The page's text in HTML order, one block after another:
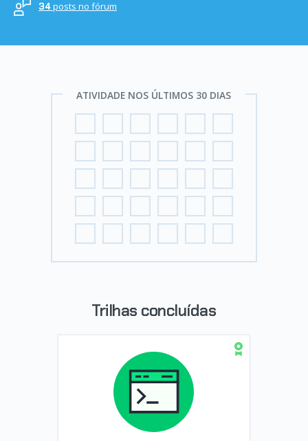
34posts no fórum
ATIVIDADE NOS ÚLTIMOS 30 DIAS
Trilhas concluídas